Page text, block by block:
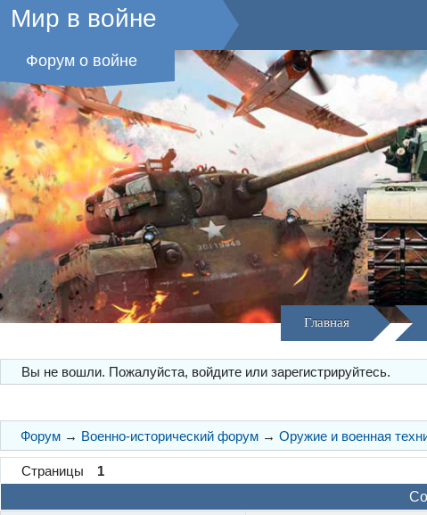
Мир в войне
Форум о войне
Главная
Вы не вошли. Пожалуйста, войдите или зарегистрируйтесь.
Форум → Военно-исторический форум → Оружие и военная
Страницы 1